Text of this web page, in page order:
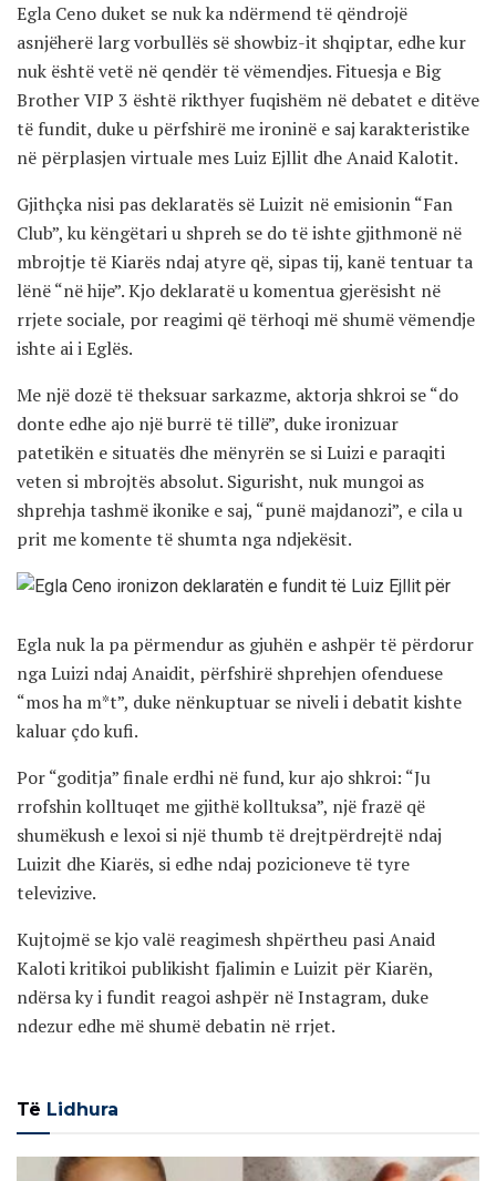
Egla Ceno duket se nuk ka ndërmend të qëndrojë
asnjëherë larg vorbullës së showbiz-it shqiptar, edhe kur
nuk është vetë në qendër të vëmendjes. Fituesja e Big
Brother VIP 3 është rikthyer fuqishëm në debatet e ditëve
të fundit, duke u përfshirë me ironinë e saj karakteristike
në përplasjen virtuale mes Luiz Ejllit dhe Anaid Kalotit.
Gjithçka nisi pas deklaratës së Luizit në emisionin “Fan
Club”, ku këngëtari u shpreh se do të ishte gjithmonë në
mbrojtje të Kiarës ndaj atyre që, sipas tij, kanë tentuar ta
lënë “në hije”. Kjo deklaratë u komentua gjerësisht në
rrjete sociale, por reagimi që tërhoqi më shumë vëmendje
ishte ai i Eglës.
Me një dozë të theksuar sarkazme, aktorja shkroi se “do
donte edhe ajo një burrë të tillë”, duke ironizuar
patetikën e situatës dhe mënyrën se si Luizi e paraqiti
veten si mbrojtës absolut. Sigurisht, nuk mungoi as
shprehja tashmë ikonike e saj, “punë majdanozi”, e cila u
prit me komente të shumta nga ndjekësit.
Egla nuk la pa përmendur as gjuhën e ashpër të përdorur
nga Luizi ndaj Anaidit, përfshirë shprehjen ofenduese
“mos ha m*t”, duke nënkuptuar se niveli i debatit kishte
kaluar çdo kufi.
Por “goditja” finale erdhi në fund, kur ajo shkroi: “Ju
rrofshin kolltuqet me gjithë kolltuksa”, një frazë që
shumëkush e lexoi si një thumb të drejtpërdrejtë ndaj
Luizit dhe Kiarës, si edhe ndaj pozicioneve të tyre
televizive.
Kujtojmë se kjo valë reagimesh shpërtheu pasi Anaid
Kaloti kritikoi publikisht fjalimin e Luizit për Kiarën,
ndërsa ky i fundit reagoi ashpër në Instagram, duke
ndezur edhe më shumë debatin në rrjet.
Të Lidhura